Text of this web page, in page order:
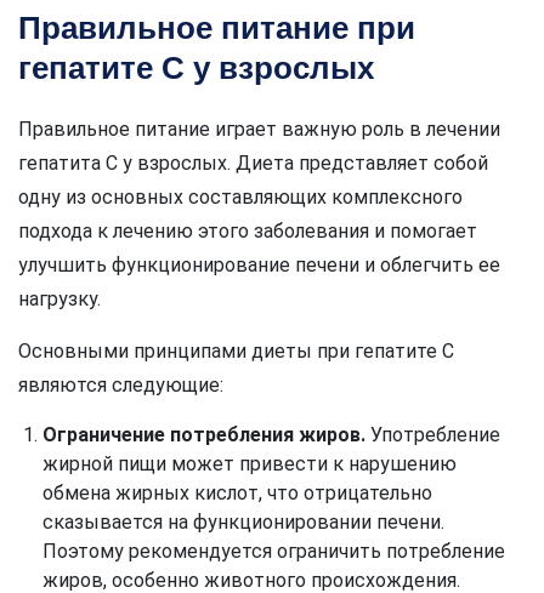
Правильное питание при
гепатите C у взрослых
Правильное питание играет важную роль в лечении
гепатита C у взрослых. Диета представляет собой
одну из основных составляющих комплексного
подхода к лечению этого заболевания и помогает
улучшить функционирование печени и облегчить ее
нагрузку.
Основными принципами диеты при гепатите C
являются следующие:
Ограничение потребления жиров. Употребление
жирной пищи может привести к нарушению
обмена жирных кислот, что отрицательно
сказывается на функционировании печени.
Поэтому рекомендуется ограничить потребление
жиров, особенно животного происхождения.